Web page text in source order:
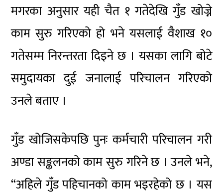
मगरका अनुसार यही चैत १ गतेदेखि गुँड खोज्ने
काम सुरु गरिएको हो भने यसलाई वैशाख १०
गतेसम्म निरन्तरता दिइने छ । यसका लागि बोटे
समुदायका दुई जनालाई परिचालन गरिएको
उनले बताए ।
गुँड खोजिसकेपछि पुनः कर्मचारी परिचालन गरी
अण्डा सङ्कलनको काम सुरु गरिने छ । उनले भने,
“अहिले गुँड पहिचानको काम भइरहेको छ । यस